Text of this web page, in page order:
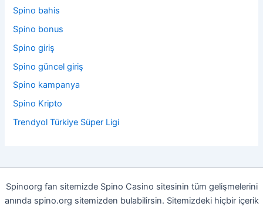
Spino bahis
Spino bonus
Spino giriş
Spino güncel giriş
Spino kampanya
Spino Kripto
Trendyol Türkiye Süper Ligi
Spinoorg fan sitemizde Spino Casino sitesinin tüm gelişmelerini
anında spino.org sitemizden bulabilirsin. Sitemizdeki hiçbir içerik